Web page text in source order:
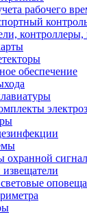
рабочего
контроллеры,
обеспечение
охранной